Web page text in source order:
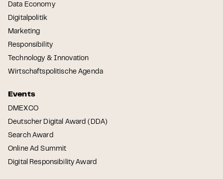
Data Economy
Digitalpolitik
Marketing
Responsibility
Technology & Innovation
Wirtschaftspolitische Agenda
Events
DMEXCO
Deutscher Digital Award (DDA)
Search Award
Online Ad Summit
Digital Responsibility Award